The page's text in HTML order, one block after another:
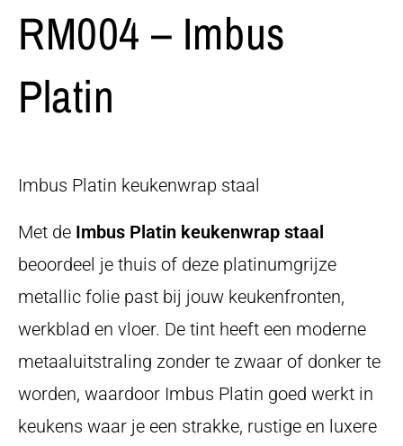
RM004 – Imbus
Platin
Imbus Platin keukenwrap staal
Met de Imbus Platin keukenwrap staal
beoordeel je thuis of deze platinumgrijze
metallic folie past bij jouw keukenfronten,
werkblad en vloer. De tint heeft een moderne
metaaluitstraling zonder te zwaar of donker te
worden, waardoor Imbus Platin goed werkt in
keukens waar je een strakke, rustige en luxere